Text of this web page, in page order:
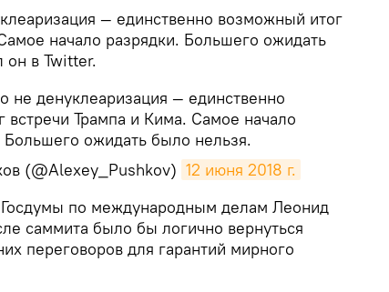
— единственно возможный итог
начало разрядки. Большего ожидать
он в Twitter.
не денуклеаризация — единственно
встречи Трампа и Кима. Самое начало
Большего ожидать было нельзя.
(@Alexey_Pushkov) 12 июня 2018 г.
Госдумы по международным делам Леонид
саммита было бы логично вернуться
переговоров для гарантий мирного